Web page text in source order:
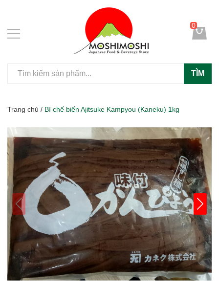
TÌM
0
Trang chủ / Bí chế biến Ajitsuke Kampyou (Kaneku) 1kg